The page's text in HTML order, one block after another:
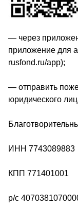
— через
приложение для
rusfond.ru/app);
— отправить
юридического
ИНН 7743089883
КПП 771401001
р/с